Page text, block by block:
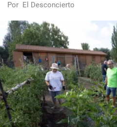
Por El Desconcierto